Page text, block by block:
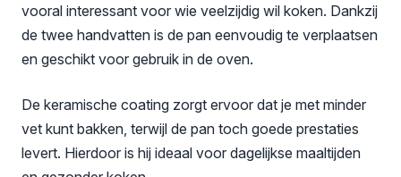
vooral interessant voor wie veelzijdig wil koken. Dankzij
de twee handvatten is de pan eenvoudig te verplaatsen
en geschikt voor gebruik in de oven.
De keramische coating zorgt ervoor dat je met minder
vet kunt bakken, terwijl de pan toch goede prestaties
levert. Hierdoor is hij ideaal voor dagelijkse maaltijden